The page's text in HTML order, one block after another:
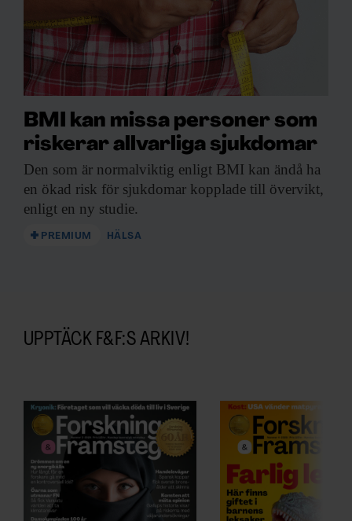
BMI kan missa personer som
riskerar allvarliga sjukdomar
Den som är normalviktig enligt BMI kan ändå ha
en ökad risk för sjukdomar kopplade till övervikt,
enligt en ny studie.
PREMIUM HÄLSA
UPPTÄCK F&F:S ARKIV!